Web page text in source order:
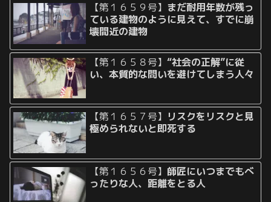
【第１６５９号】 まだ耐用年数が残っ
ている建物のように見えて、すでに崩
壊間近の建物
【第１６５８号】“社会の正解”に従
い、本質的な問いを避けてしまう人々
【第１６５７号】 リスクをリスクと見
極められないと即死する
【第１６５６号】 師匠にいつまでもべ
ったりな人、距離をとる人